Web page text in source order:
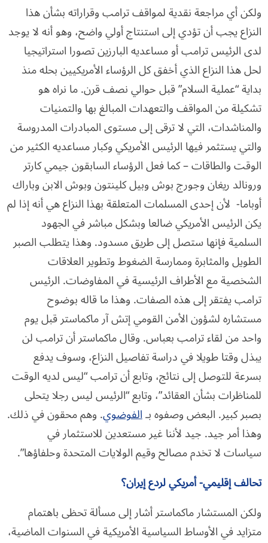
ولكن أي مراجعة نقدية لمواقف ترامب وقراراته بشأن هذا
النزاع يجب أن تؤدي إلى استنتاج أولي واضح، وهو أنه لا يوجد
لدى الرئيس ترامب أو مساعديه البارزين تصورا استراتيجيا
لحل هذا النزاع الذي أخفق كل الرؤساء الأمريكيين بحله منذ
بداية “عملية السلام” قبل حوالي نصف قرن. ما نراه هو
تشكيلة من المواقف والتعهدات المبالغ بها والتمنيات
والمناشدات، التي لا ترقى إلى مستوى المبادرات المدروسة
والتي يستثمر فيها الرئيس الأمريكي وكبار مساعديه الكثير من
الوقت والطاقات – كما فعل الرؤساء السابقون جيمي كارتر
ورونالد ريغان وجورج بوش وبيل كلينتون وبوش الابن وباراك
أوباما- لأن إحدى المسلمات المتعلقة بهذا النزاع هي أنه إذا لم
يكن الرئيس الأمريكي ضالعا وبشكل مباشر في الجهود
السلمية فإنها ستصل إلى طريق مسدود. وهذا يتطلب الصبر
الطويل والمثابرة وممارسة الضغوط وتطوير العلاقات
الشخصية مع الأطراف الرئيسية في المفاوضات. الرئيس
ترامب يفتقر إلى هذه الصفات. وهذا ما قاله بوضوح
مستشاره لشؤون الأمن القومي إتش آر ماكماستر قبل يوم
واحد من لقاء ترامب بعباس. وقال ماكماستر أن ترامب لن
يبذل وقتا طويلا في دراسة تفاصيل النزاع، وسوف يدفع
بسرعة للتوصل إلى نتائج، وتابع أن ترامب “ليس لديه الوقت
للمناظرات بشأن العقائد”، وتابع “الرئيس ليس رجلا يتحلى
بصبر كبير. البعض وصفوه بـالفوضوي. وهم محقون في ذلك.
وهذا أمر جيد. جيد لأننا غير مستعدين للاستثمار في
سياسات لا تخدم مصالح وقيم الولايات المتحدة وحلفاؤها”.
تحالف إقليمي- أمريكي لردع إيران؟
ولكن المستشار ماكماستر أشار إلى مسألة تحظى باهتمام
متزايد في الأوساط السياسية الأمريكية في السنوات الماضية،